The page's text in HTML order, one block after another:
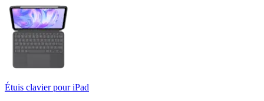
Étuis clavier pour iPad